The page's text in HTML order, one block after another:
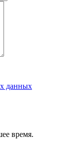
данных
время.